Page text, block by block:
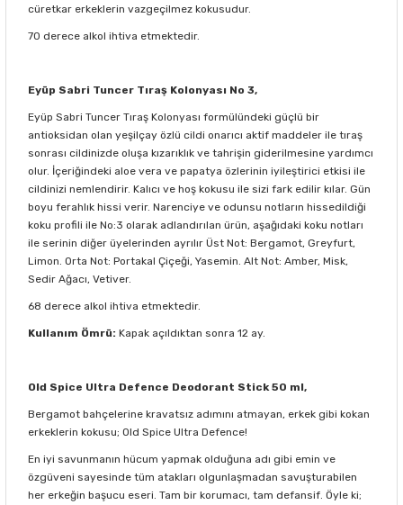
cüretkar erkeklerin vazgeçilmez kokusudur.
70 derece alkol ihtiva etmektedir.
Eyüp Sabri Tuncer Tıraş Kolonyası No 3,
Eyüp Sabri Tuncer Tıraş Kolonyası formülündeki güçlü bir
antioksidan olan yeşilçay özlü cildi onarıcı aktif maddeler ile tıraş
sonrası cildinizde oluşa kızarıklık ve tahrişin giderilmesine yardımcı
olur. İçeriğindeki aloe vera ve papatya özlerinin iyileştirici etkisi ile
cildinizi nemlendirir. Kalıcı ve hoş kokusu ile sizi fark edilir kılar. Gün
boyu ferahlık hissi verir. Narenciye ve odunsu notların hissedildiği
koku profili ile No:3 olarak adlandırılan ürün, aşağıdaki koku notları
ile serinin diğer üyelerinden ayrılır Üst Not: Bergamot, Greyfurt,
Limon. Orta Not: Portakal Çiçeği, Yasemin. Alt Not: Amber, Misk,
Sedir Ağacı, Vetiver.
68 derece alkol ihtiva etmektedir.
Kullanım Ömrü: Kapak açıldıktan sonra 12 ay.
Old Spice Ultra Defence Deodorant Stick 50 ml,
Bergamot bahçelerine kravatsız adımını atmayan, erkek gibi kokan
erkeklerin kokusu; Old Spice Ultra Defence!
En iyi savunmanın hücum yapmak olduğuna adı gibi emin ve
özgüveni sayesinde tüm atakları olgunlaşmadan savuşturabilen
her erkeğin başucu eseri. Tam bir korumacı, tam defansif. Öyle ki;